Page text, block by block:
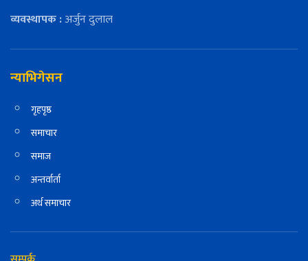
व्यवस्थापक :अर्जुन दुलाल
न्याभिगेसन
गृहपृष्ठ
समाचार
समाज
अन्तर्वार्ता
अर्थ समाचार